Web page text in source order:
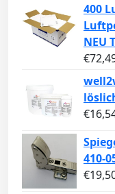
400
NEU
€
€
410-
€